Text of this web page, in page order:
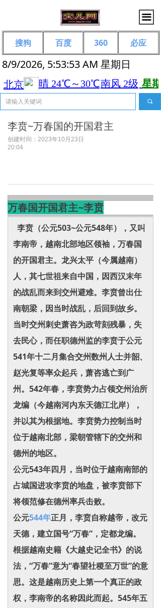
끀
8/9/2026, 5:53:53 AM 星期日
끠
搜狗 百度 360 必应
李贲~万春国的开国君主
创建时间： 2023年10月23日
20:04
万春国开国君主~李贲
李贲（公元503~公元548年），又叫
李南帝，越南北部地区领袖，万春国
的开国君主。龙兴太平（今属越南）
人，其七世祖来自中国，因西汉末年
的战乱而来到交州避难。李贲曾出仕
南朝梁，因当时战乱，后回到故乡。
当时交州刺史萧咨为政苛刻残暴，失
去民心，而任职德州监的李贲于公元
541年十二月集合交州数州人士并韶、
赵光复等率众起兵，萧咨逃亡到广
州。542年春，李贲势力占领交州治所
龙编（今越南河内东天德江北岸），
并以其为根据地。李贲势力控制当时
位于越南北部，梁朝管辖下的交州和
德州的地区。
公元543年四月，当时位于越南南部的
占城国进攻李贲的地盘，被李贲部下
将领范修在德州率兵击败。
公元544年正月，李贲自称越帝，改元
天德，建立国号“万春”，定都龙编。
根据越南史籍《大越史记全书》的说
法，“万春”意为“春望社稷至万世”的意
思。这是越南历史上第一个真正的政
权，李南帝的名称因此而起。545年五